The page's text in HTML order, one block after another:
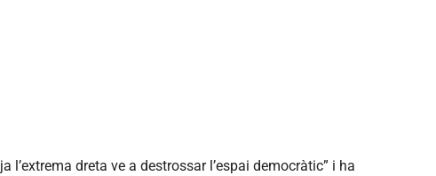
l’extrema dreta ve a destrossar l’espai democràtic” i ha